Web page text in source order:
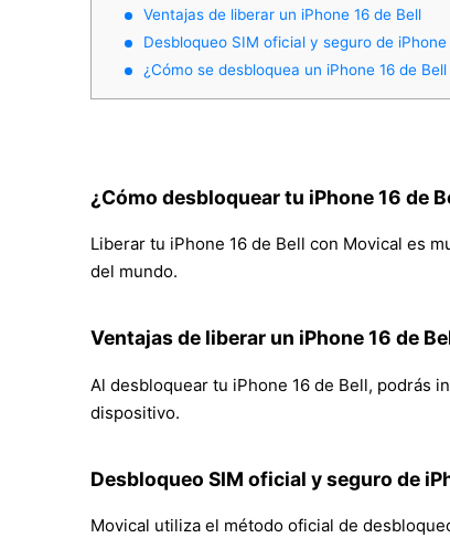
Ventajas de liberar un iPhone 16 de Bell
Desbloqueo SIM oficial y seguro de iPhone
¿Cómo se desbloquea un iPhone 16 de
¿Cómo desbloquear tu iPhone 16 de
Liberar tu iPhone 16 de Bell con Movical es
del mundo.
Ventajas de liberar un iPhone 16 de
Al desbloquear tu iPhone 16 de Bell, podrás
dispositivo.
Desbloqueo SIM oficial y seguro de
Movical utiliza el método oficial de